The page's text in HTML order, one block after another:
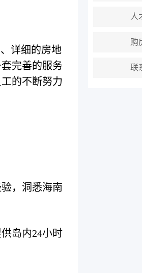
详细的房地
完善的服务
的不断努力
，洞悉海南
岛内24小时
人
购
联